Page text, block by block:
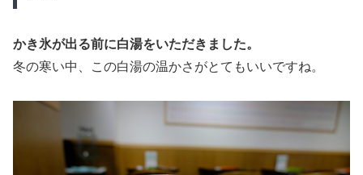
かき氷が出る前に白湯をいただきました。
冬の寒い中、この白湯の温かさがとてもいいですね。